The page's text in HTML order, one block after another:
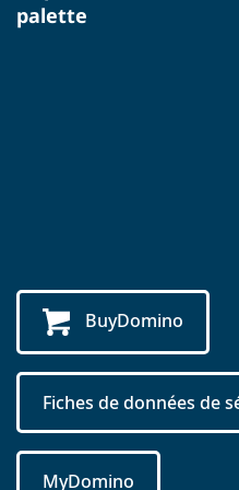
palette
BuyDomino
Fiches de données de
MyDomino